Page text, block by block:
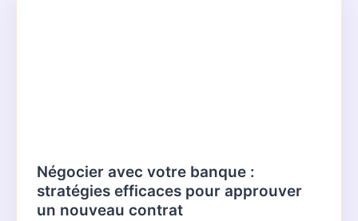
Négocier avec votre banque :
stratégies efficaces pour approuver
un nouveau contrat